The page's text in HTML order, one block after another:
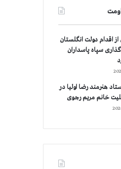
اقدام دولت انگلستان
سپاه پاسداران
هنرمند رضا اولیا در
خانم مریم رجوی